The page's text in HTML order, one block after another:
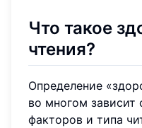
Что такое
чтения?
Определение
во многом зависит
факторов и типа